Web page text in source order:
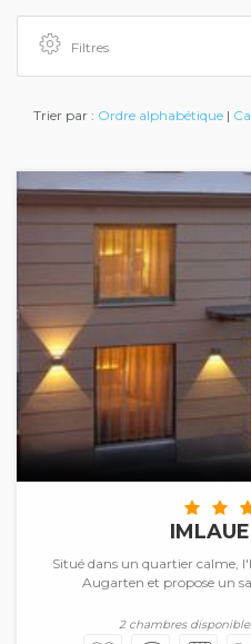
Filtres
Trier par : Ordre alphabétique |
Situé dans un quartier calme,
Augarten et propose un
2 chambres